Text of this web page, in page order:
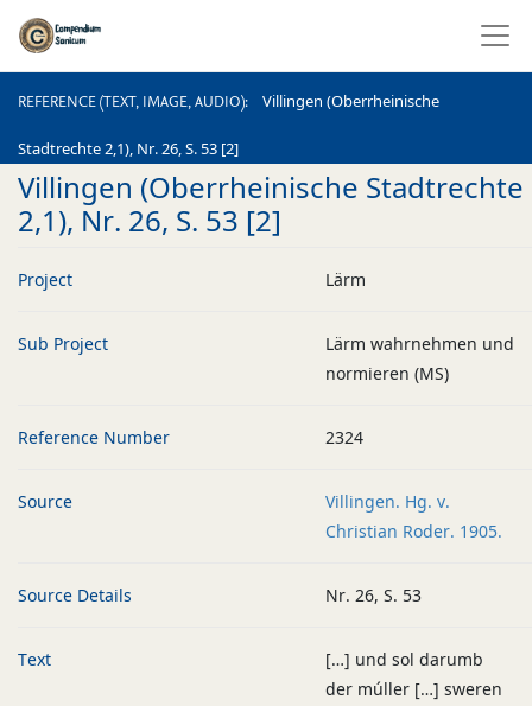
REFERENCE (TEXT, IMAGE, AUDIO) Villingen (Oberrheinische
Stadtrechte 2,1), Nr. 26, S. 53 [2]
REFERENCE (TEXT, IMAGE, AUDIO)
Villingen (Oberrheinische Stadtrechte
2,1), Nr. 26, S. 53 [2]
Project Lärm
Sub Project
Lärm wahrnehmen und
normieren (MS)
Reference Number 2324
Source
Villingen. Hg. v.
Christian Roder. 1905.
Source Details Nr. 26, S. 53
Text
[…] und sol darumb
der múller […] sweren